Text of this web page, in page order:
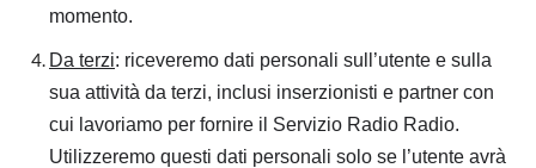
momento.
Da terzi: riceveremo dati personali sull’utente e sulla
sua attività da terzi, inclusi inserzionisti e partner con
cui lavoriamo per fornire il Servizio Radio Radio.
Utilizzeremo questi dati personali solo se l’utente avrà